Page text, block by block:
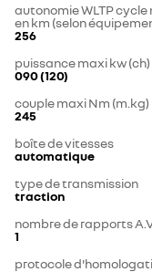
autonomie WLTP
en km (selon
256
puissance maxi kw (ch)
090 (120)
couple maxi Nm (m.kg)
245
boîte de vitesses
automatique
type de transmission
traction
nombre de rapports
1
protocole